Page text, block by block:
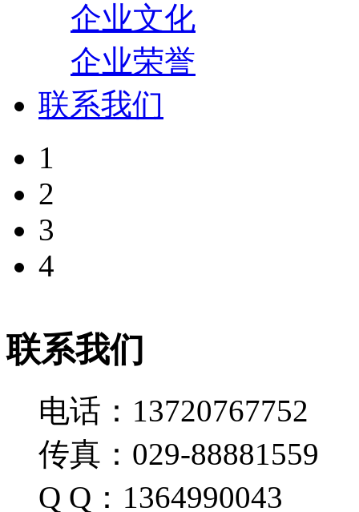
企业文化
企业荣誉
联系我们
1
2
3
4
联系我们
电话：13720767752
传真：029-88881559
Q Q：1364990043